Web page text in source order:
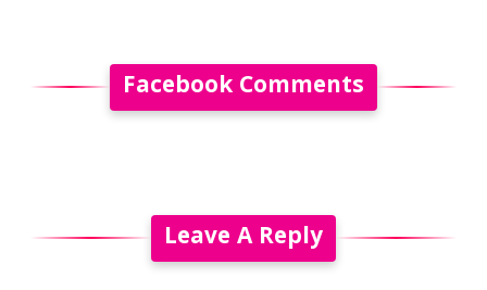
Facebook Comments
Leave A Reply